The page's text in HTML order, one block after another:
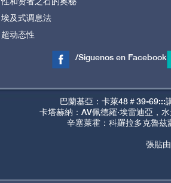
埃及式调息法
超动态性
/Siguenos en Facebook
巴蘭基亞：卡萊48＃39-69:::
卡塔赫納：AV佩德羅·埃雷迪亞，
辛塞萊霍：科羅拉多克魯
張貼